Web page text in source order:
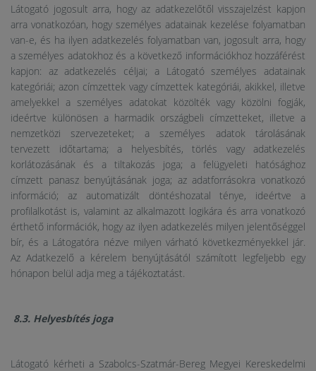
Látogató jogosult arra, hogy az adatkezelőtől visszajelzést kapjon
arra vonatkozóan, hogy személyes adatainak kezelése folyamatban
van-e, és ha ilyen adatkezelés folyamatban van, jogosult arra, hogy
a személyes adatokhoz és a következő információkhoz hozzáférést
kapjon: az adatkezelés céljai; a Látogató személyes adatainak
kategóriái; azon címzettek vagy címzettek kategóriái, akikkel, illetve
amelyekkel a személyes adatokat közölték vagy közölni fogják,
ideértve különösen a harmadik országbeli címzetteket, illetve a
nemzetközi szervezeteket; a személyes adatok tárolásának
tervezett időtartama; a helyesbítés, törlés vagy adatkezelés
korlátozásának és a tiltakozás joga; a felügyeleti hatósághoz
címzett panasz benyújtásának joga; az adatforrásokra vonatkozó
információ; az automatizált döntéshozatal ténye, ideértve a
profilalkotást is, valamint az alkalmazott logikára és arra vonatkozó
érthető információk, hogy az ilyen adatkezelés milyen jelentőséggel
bír, és a Látogatóra nézve milyen várható következményekkel jár.
Az Adatkezelő a kérelem benyújtásától számított legfeljebb egy
hónapon belül adja meg a tájékoztatást.
8.3. Helyesbítés joga
Látogató kérheti a Szabolcs-Szatmár-Bereg Megyei Kereskedelmi